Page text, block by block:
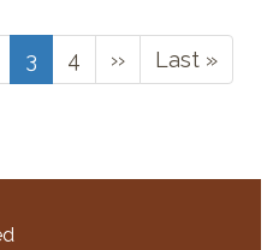
Huidige
pagina
3 Page
4
Volgende
pagina
››
Laatste
pagina
Last »